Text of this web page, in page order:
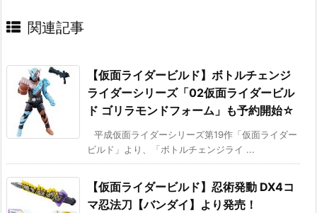
関連記事
【仮面ライダービルド】ボトルチェンジ
ライダーシリーズ「02仮面ライダービル
ド ゴリラモンドフォーム」も予約開始☆
平成仮面ライダーシリーズ第19作「仮面ライダー
ビルド」より、「ボトルチェンジライ ...
【仮面ライダービルド】忍術発動 DX4コ
マ忍法刀【バンダイ】より発売！